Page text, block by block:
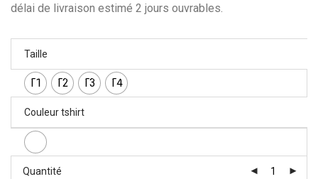
délai de livraison estimé 2 jours ouvrables.
Taille
T1 T2 T3 T4
Couleur tshirt
Quantité